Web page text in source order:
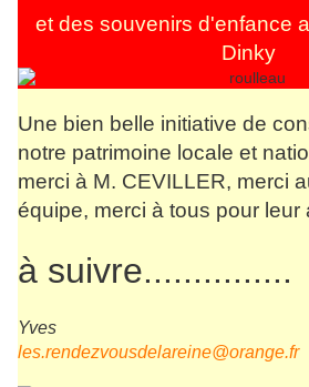
et des souvenirs d'enfance
Dinky
Une bien belle initiative de
notre patrimoine locale et
merci à M. CEVILLER, merci
équipe, merci à tous pour leur
à suivre...............
Yves
les.rendezvousdelareine@orange.fr